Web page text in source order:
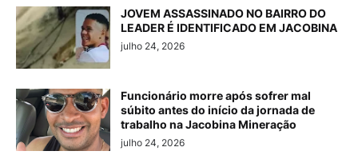
JOVEM ASSASSINADO NO BAIRRO DO
LEADER É IDENTIFICADO EM JACOBINA
julho 24, 2026
Funcionário morre após sofrer mal
súbito antes do início da jornada de
trabalho na Jacobina Mineração
julho 24, 2026